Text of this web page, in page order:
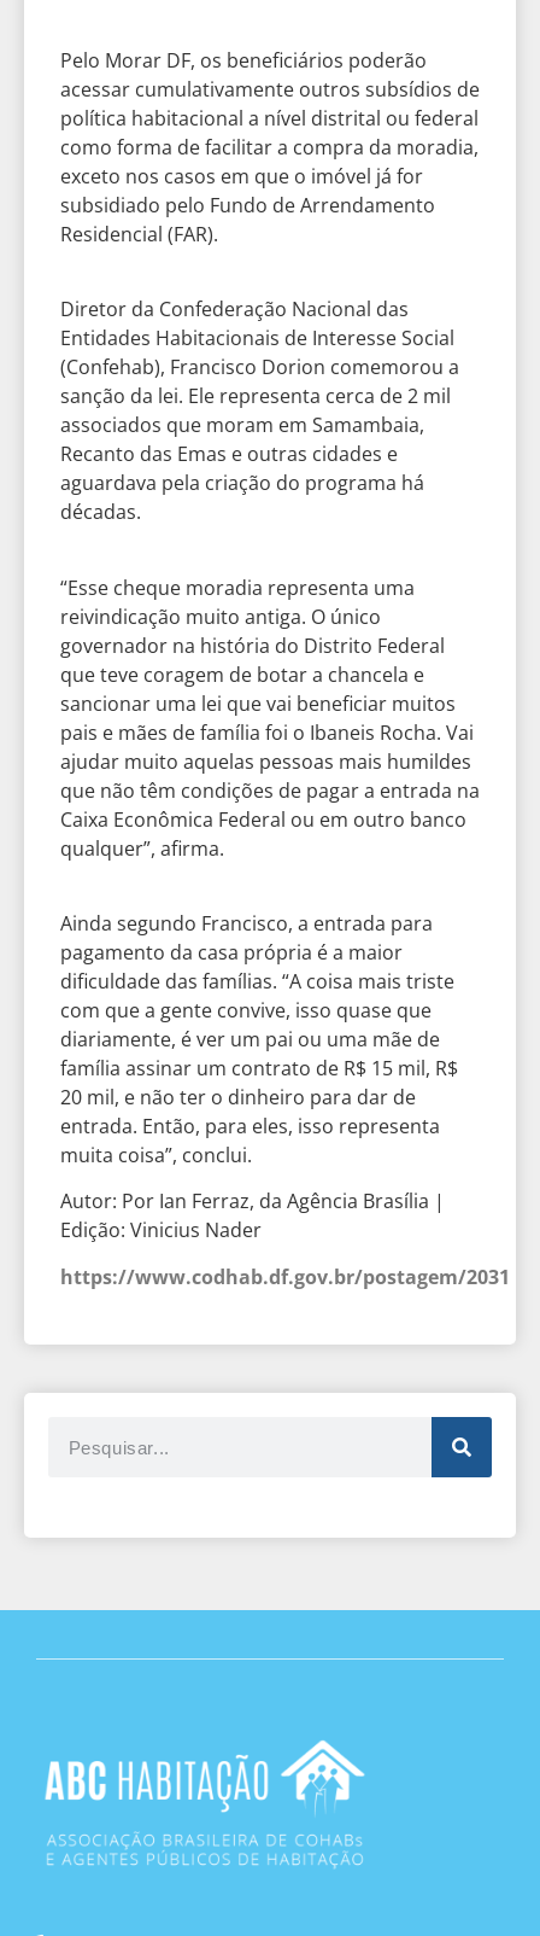
Pelo Morar DF, os beneficiários poderão
acessar cumulativamente outros subsídios de
política habitacional a nível distrital ou federal
como forma de facilitar a compra da moradia,
exceto nos casos em que o imóvel já for
subsidiado pelo Fundo de Arrendamento
Residencial (FAR).
Diretor da Confederação Nacional das
Entidades Habitacionais de Interesse Social
(Confehab), Francisco Dorion comemorou a
sanção da lei. Ele representa cerca de 2 mil
associados que moram em Samambaia,
Recanto das Emas e outras cidades e
aguardava pela criação do programa há
décadas.
“Esse cheque moradia representa uma
reivindicação muito antiga. O único
governador na história do Distrito Federal
que teve coragem de botar a chancela e
sancionar uma lei que vai beneficiar muitos
pais e mães de família foi o Ibaneis Rocha. Vai
ajudar muito aquelas pessoas mais humildes
que não têm condições de pagar a entrada na
Caixa Econômica Federal ou em outro banco
qualquer”, afirma.
Ainda segundo Francisco, a entrada para
pagamento da casa própria é a maior
dificuldade das famílias. “A coisa mais triste
com que a gente convive, isso quase que
diariamente, é ver um pai ou uma mãe de
família assinar um contrato de R$ 15 mil, R$
20 mil, e não ter o dinheiro para dar de
entrada. Então, para eles, isso representa
muita coisa”, conclui.
Autor: Por Ian Ferraz, da Agência Brasília |
Edição: Vinicius Nader
https://www.codhab.df.gov.br/postagem/2031